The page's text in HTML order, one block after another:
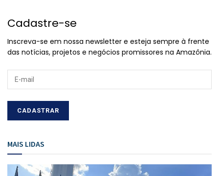
Cadastre-se
Inscreva-se em nossa newsletter e esteja sempre à frente
das notícias, projetos e negócios promissores na Amazônia.
MAIS LIDAS